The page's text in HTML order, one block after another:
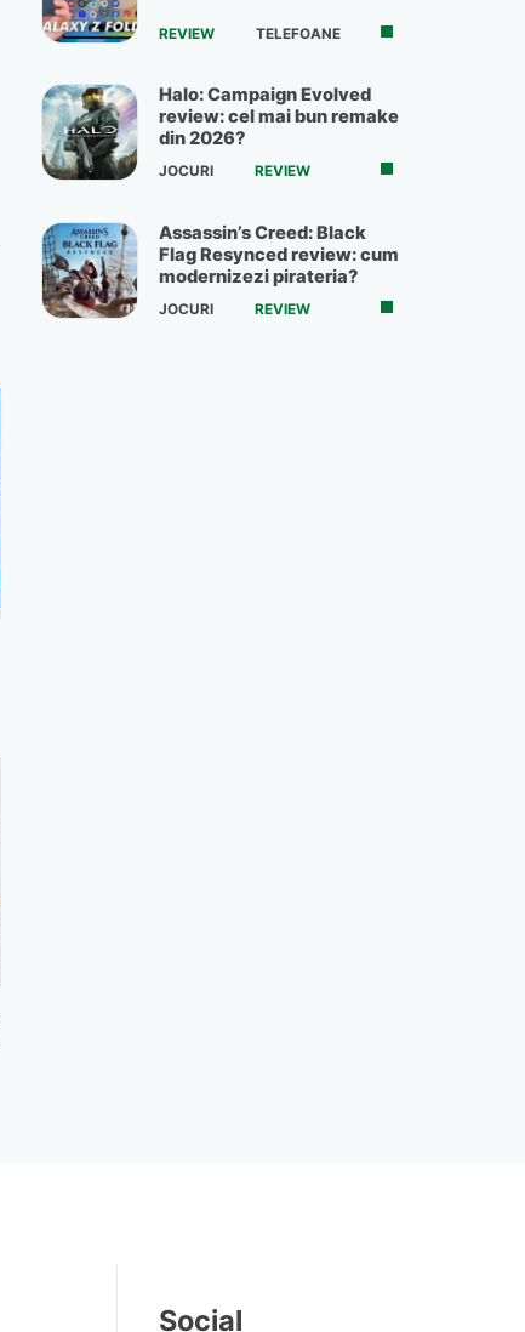
REVIEW TELEFOANE
Halo: Campaign Evolved
review: cel mai bun remake
din 2026?
JOCURI REVIEW
Assassin’s Creed: Black
Flag Resynced review: cum
modernizezi pirateria?
JOCURI REVIEW
Social